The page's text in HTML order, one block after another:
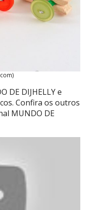
DE DIJHELLY e
Confira os outros
MUNDO DE